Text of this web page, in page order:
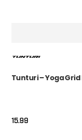
Tunturi – Yoga Grid
15.99